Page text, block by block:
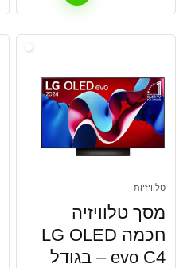
טלוויזיות
מסך טלוויזיה
חכמה LG OLED
evo C4 – בגודל